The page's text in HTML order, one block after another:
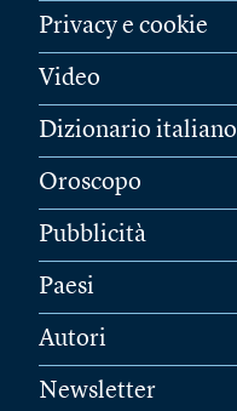
Privacy e cookie
Video
Dizionario italiano
Oroscopo
Pubblicità
Paesi
Autori
Newsletter